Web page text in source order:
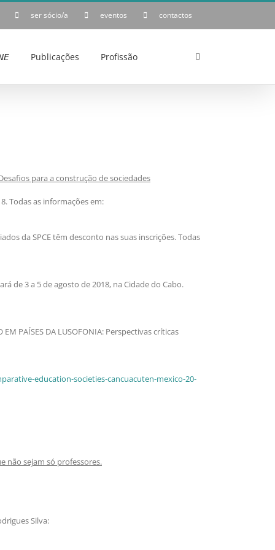
ser sócio/a eventos contactos
Publicações Profissão
para a construção de sociedades
Todas as informações em:
da SPCE têm desconto nas suas inscrições. Todas
de 3 a 5 de agosto de 2018, na Cidade do Cabo.
PAÍSES DA LUSOFONIA: Perspectivas críticas
education-societies-cancuacuten-mexico-20-
não sejam só professores.
Silva: